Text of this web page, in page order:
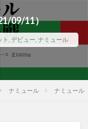
09/11）
ト, デビュー, ナミュール
ナミュール ナミュー
レンニータ
ミュージアム
リディアン
ロードエクスプレス
ロードシュトローム
ロードソレイユ